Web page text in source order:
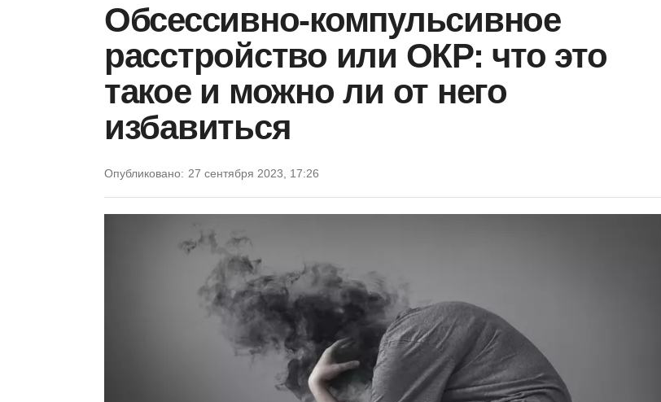
Обсессивно-компульсивное
расстройство или ОКР: что это
такое и можно ли от него
избавиться
Опубликовано: 27 сентября 2023, 17:26